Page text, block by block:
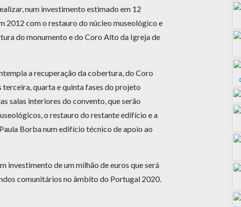
num investimento estimado em 12
2012 com o restauro do núcleo museológico e
do monumento e do Coro Alto da Igreja de
a recuperação da cobertura, do Coro
terceira, quarta e quinta fases do projeto
salas interiores do convento, que serão
o restauro do restante edifício e a
Borba num edifício técnico de apoio ao
investimento de um milhão de euros que será
comunitários no âmbito do Portugal 2020.